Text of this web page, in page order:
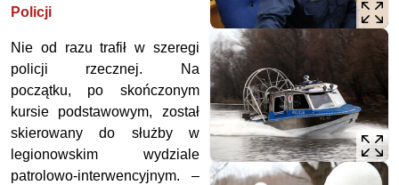
Policji
Nie od razu trafił w szeregi
policji rzecznej. Na
początku, po skończonym
kursie podstawowym, został
skierowany do służby w
legionowskim wydziale
patrolowo-interwencyjnym. –